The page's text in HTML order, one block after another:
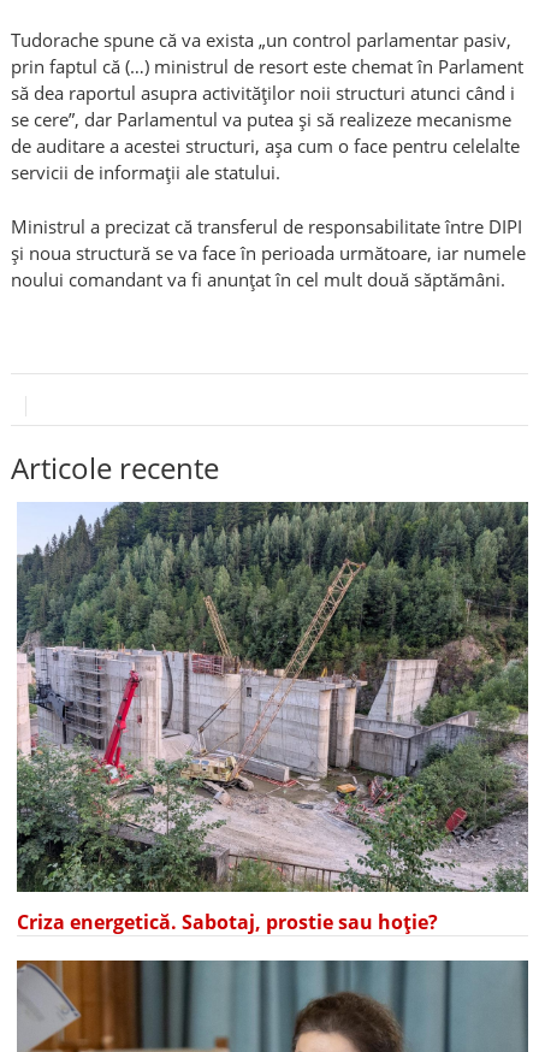
Tudorache spune că va exista „un control parlamentar pasiv,
prin faptul că (…) ministrul de resort este chemat în Parlament
să dea raportul asupra activităților noii structuri atunci când i
se cere”, dar Parlamentul va putea și să realizeze mecanisme
de auditare a acestei structuri, așa cum o face pentru celelalte
servicii de informații ale statului.
Ministrul a precizat că transferul de responsabilitate între DIPI
și noua structură se va face în perioada următoare, iar numele
noului comandant va fi anunțat în cel mult două săptămâni.
Articole recente
Criza energetică. Sabotaj, prostie sau hoție?